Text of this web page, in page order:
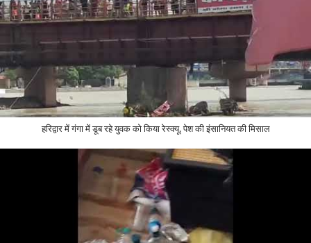
हरिद्वार में गंगा में डूब रहे युवक को किया रेस्क्यू, पेश की इंसानियत की मिसाल